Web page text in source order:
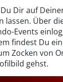
Dir auf
lassen. Über
Events
findest Du
Zocken von
gehst.